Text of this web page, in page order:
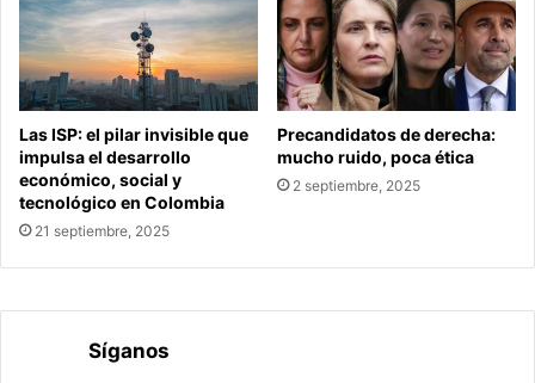
Las ISP: el pilar invisible que
impulsa el desarrollo
económico, social y
tecnológico en Colombia
21 septiembre, 2025
Precandidatos de derecha:
mucho ruido, poca ética
2 septiembre, 2025
Síganos